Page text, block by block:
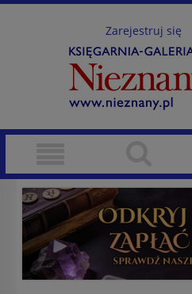
Zarejestruj się